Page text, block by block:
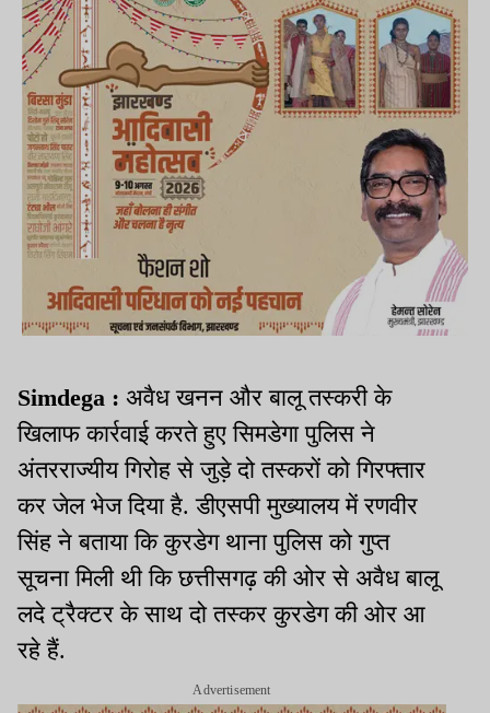
Simdega : अवैध खनन और बालू तस्करी के
खिलाफ कार्रवाई करते हुए सिमडेगा पुलिस ने
अंतरराज्यीय गिरोह से जुड़े दो तस्करों को गिरफ्तार
कर जेल भेज दिया है. डीएसपी मुख्यालय में रणवीर
सिंह ने बताया कि कुरडेग थाना पुलिस को गुप्त
सूचना मिली थी कि छत्तीसगढ़ की ओर से अवैध बालू
लदे ट्रैक्टर के साथ दो तस्कर कुरडेग की ओर आ
रहे हैं.
Advertisement